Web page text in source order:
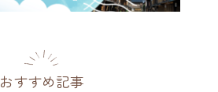
おすすめ記事